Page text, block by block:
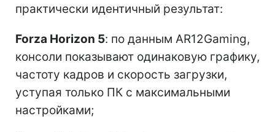
практически идентичный результат:
Forza Horizon 5: по данным AR12Gaming,
консоли показывают одинаковую графику,
частоту кадров и скорость загрузки,
уступая только ПК с максимальными
настройками;